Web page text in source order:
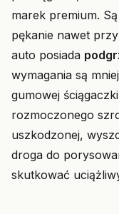
marek premium.
pękanie nawet
auto posiada
wymagania są
gumowej
rozmoczonego
uszkodzonej,
droga do
skutkować